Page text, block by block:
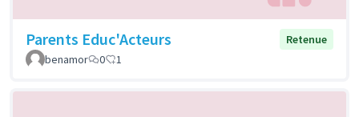
Parents Educ'Acteurs
Retenue
benamor
0 1